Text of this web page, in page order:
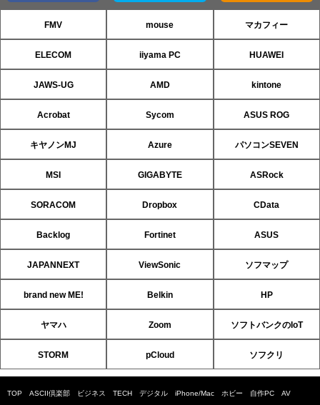
FMV mouse マカフィー
ELECOM iiyama PC HUAWEI
JAWS-UG AMD kintone
Acrobat Sycom ASUS ROG
キヤノンMJ Azure パソコンSEVEN
MSI GIGABYTE ASRock
SORACOM Dropbox CData
Backlog Fortinet ASUS
JAPANNEXT ViewSonic ソフマップ
brand new ME! Belkin HP
ヤマハ Zoom ソフトバンクのIoT
STORM pCloud ソフクリ
TOP ASCII倶楽部 ビジネス TECH デジタル iPhone/Mac ホビー 自作PC AV